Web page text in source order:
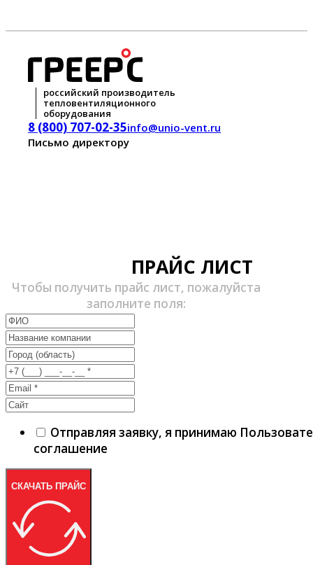
российский производитель
тепловентиляционного
оборудования
8 (800) 707-02-35info@unio-vent.ru
Письмо директору
ПРАЙС ЛИСТ
Чтобы получить прайс лист, пожалуйста
заполните поля:
Отправляя заявку, я принимаю
соглашение
СКАЧАТЬ ПРАЙС